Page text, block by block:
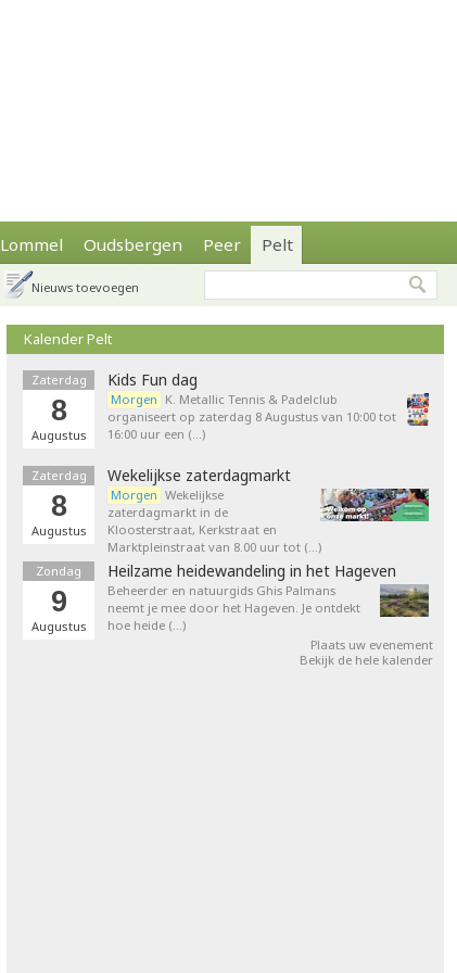
Lommel Oudsbergen Peer Pelt
Nieuws toevoegen
Kalender Pelt
Zaterdag
8
Augustus
Kids Fun dag
Morgen K. Metallic Tennis & Padelclub
organiseert op zaterdag 8 Augustus van 10:00 tot
16:00 uur een (…)
Zaterdag
8
Augustus
Wekelijkse zaterdagmarkt
Morgen Wekelijkse
zaterdagmarkt in de
Kloosterstraat, Kerkstraat en
Marktpleinstraat van 8.00 uur tot (…)
Zondag
9
Augustus
Heilzame heidewandeling in het Hageven
Beheerder en natuurgids Ghis Palmans
neemt je mee door het Hageven. Je ontdekt
hoe heide (…)
Plaats uw evenement
Bekijk de hele kalender